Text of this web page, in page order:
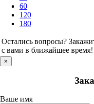
60
120
180
Остались вопросы?
с вами в ближайшее время!
×
Ваше имя